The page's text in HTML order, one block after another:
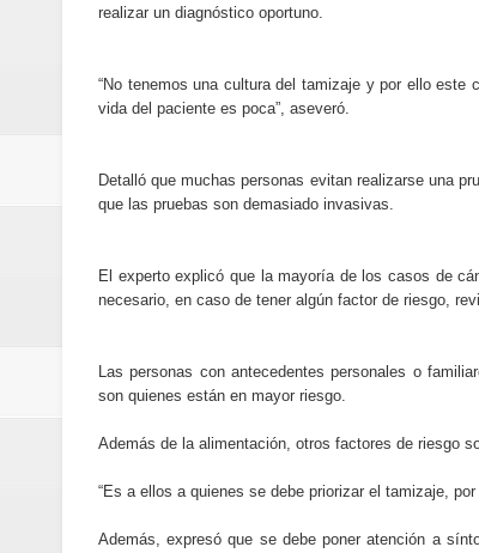
realizar un diagnóstico oportuno.
“No tenemos una cultura del tamizaje y por ello
vida del paciente es poca”, aseveró.
Detalló que muchas personas evitan realizarse una
que las pruebas son demasiado invasivas.
El experto explicó que la mayoría de los casos de
necesario, en caso de tener algún factor de riesgo,
Las personas con antecedentes personales o
son quienes están en mayor riesgo.
Además de la alimentación, otros factores de riesgo
“Es a ellos a quienes se debe priorizar el tamizaje,
Además, expresó que se debe poner atención a